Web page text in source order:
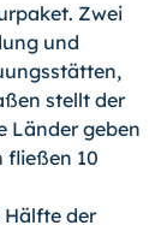
Zwei
und
stellt der
Länder geben
fließen 10
der